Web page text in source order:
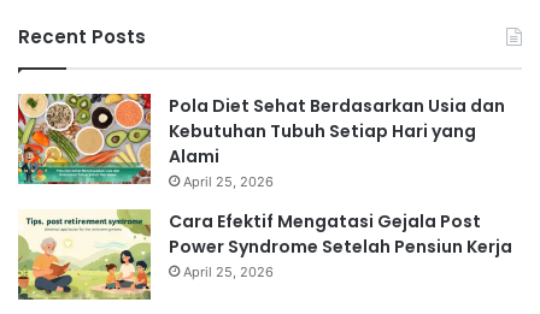
Recent Posts
Pola Diet Sehat Berdasarkan Usia dan
Kebutuhan Tubuh Setiap Hari yang
Alami
April 25, 2026
Cara Efektif Mengatasi Gejala Post
Power Syndrome Setelah Pensiun Kerja
April 25, 2026